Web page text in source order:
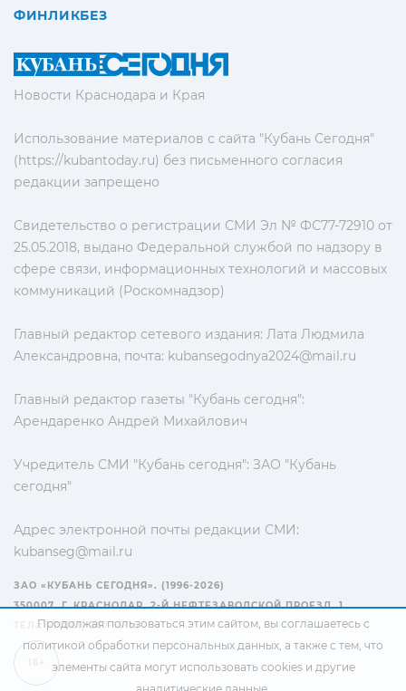
Новости Краснодара и Края
Использование материалов с сайта "Кубань Сегодня"
(https://kubantoday.ru) без письменного согласия
редакции запрещено
Свидетельство о регистрации СМИ Эл № ФС77-72910 от
25.05.2018, выдано Федеральной службой по надзору в
сфере связи, информационных технологий и массовых
коммуникаций (Роскомнадзор)
Главный редактор сетевого издания: Лата Людмила
Александровна, почта: kubansegodnya2024@mail.ru
Главный редактор газеты "Кубань сегодня":
Арендаренко Андрей Михайлович
Учредитель СМИ "Кубань сегодня": ЗАО "Кубань
сегодня"
Адрес электронной почты редакции СМИ:
kubanseg@mail.ru
ФИНЛИКБЕЗ
ЗАО «КУБАНЬ СЕГОДНЯ». (1996-2026)
350007, Г. КРАСНОДАР, 2-Й НЕФТЕЗАВОДСКОЙ ПРОЕЗД, 1
ТЕЛ.: +7(861) 267-15-15
Продолжая пользоваться этим сайтом, вы соглашаетесь с
политикой обработки персональных данных, а также с тем, что
элементы сайта могут использовать cookies и другие